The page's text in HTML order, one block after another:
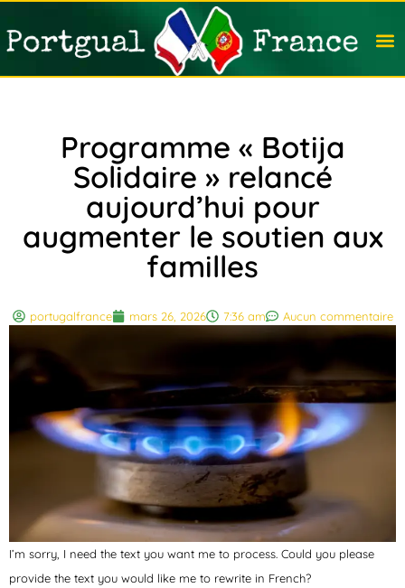
Programme « Botija
Solidaire » relancé
aujourd’hui pour
augmenter le soutien aux
familles
portugalfrance mars 26, 2026 7:36 am Aucun commentaire
I’m sorry, I need the text you want me to process. Could you please
provide the text you would like me to rewrite in French?